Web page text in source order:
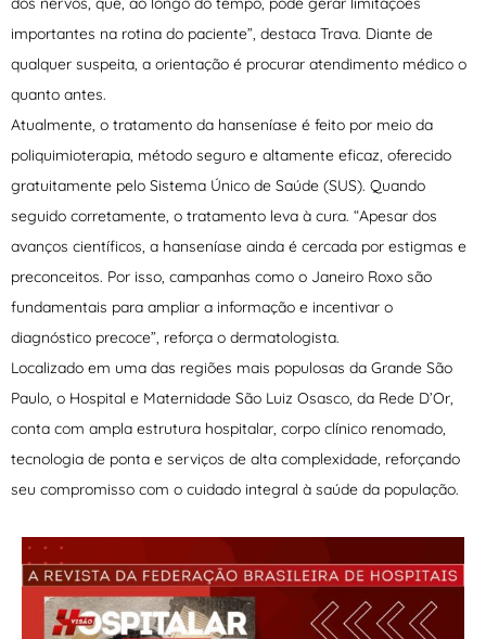
importantes na rotina do paciente”, destaca Trava. Diante de
qualquer suspeita, a orientação é procurar atendimento médico o
quanto antes.
Atualmente, o tratamento da hanseníase é feito por meio da
poliquimioterapia, método seguro e altamente eficaz, oferecido
gratuitamente pelo Sistema Único de Saúde (SUS). Quando
seguido corretamente, o tratamento leva à cura. “Apesar dos
avanços científicos, a hanseníase ainda é cercada por estigmas e
preconceitos. Por isso, campanhas como o Janeiro Roxo são
fundamentais para ampliar a informação e incentivar o
diagnóstico precoce”, reforça o dermatologista.
Localizado em uma das regiões mais populosas da Grande São
Paulo, o Hospital e Maternidade São Luiz Osasco, da Rede D’Or,
conta com ampla estrutura hospitalar, corpo clínico renomado,
tecnologia de ponta e serviços de alta complexidade, reforçando
seu compromisso com o cuidado integral à saúde da população.